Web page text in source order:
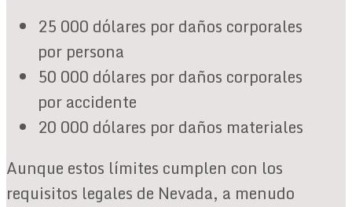
25 000 dólares por daños corporales
por persona
50 000 dólares por daños corporales
por accidente
20 000 dólares por daños materiales
Aunque estos límites cumplen con los
requisitos legales de Nevada, a menudo